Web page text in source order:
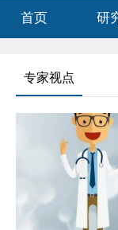
首页 研
专家视点